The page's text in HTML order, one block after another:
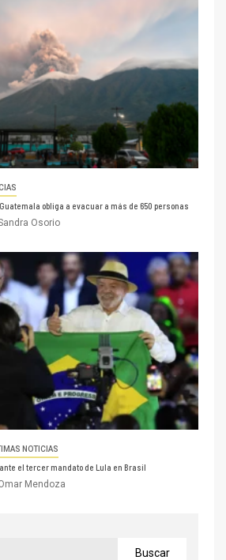
Guatemala obliga a evacuar a más de 650 personas
Osorio
NOTICIAS
el tercer mandato de Lula en Brasil
Mendoza